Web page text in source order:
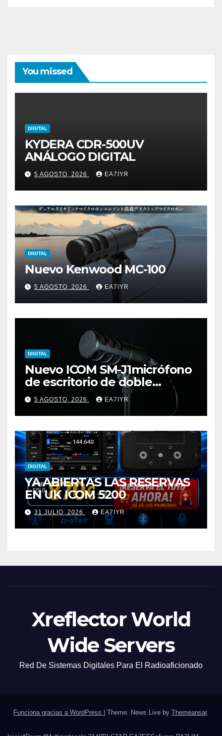
You missed
DIGITAL
KYDERA CDR-500UV
ANÁLOGO DIGITAL
5 AGOSTO, 2026 EA7IYR
DIGITAL
Nuevo Kenwood MC-100
5 AGOSTO, 2026 EA7IYR
DIGITAL
Nuevo ICOM SM-J1micrófono
de escritorio de doble
elemento premium
5 AGOSTO, 2026 EA7IYR
DIGITAL
YA ABIERTAS LAS RESERVAS
EN UK ICOM 5200
31 JULIO, 2026 EA7IYR
Xreflector World
Wide Servers
Red De Sistemas Digitales Para El Radioaficionado
Funciona gracias a WordPress Theme: News Live by Themeansar.